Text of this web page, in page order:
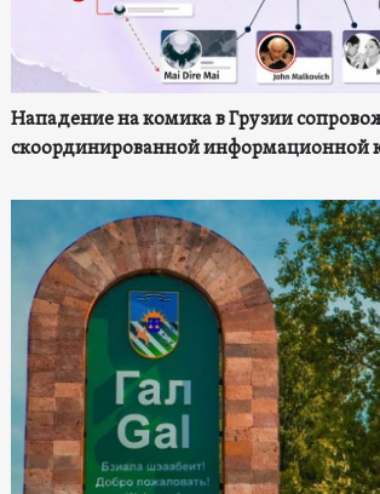
Нападение на комика в Грузии
скоординированной информационной